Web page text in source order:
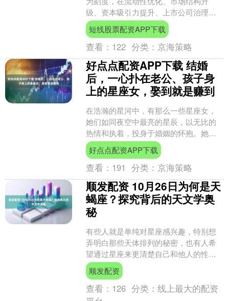
级、资本吸引力提升、上市公司治理等
关键维度探寻更优解。 2025年9月2日，
北京证券交易所(下....
短线股票配资APP下载
查看： 122 分类： 京海策略
好点点配资APP下载 结婚
后，一心扑在老公、孩子身
上的星座女，娶到就是赚到
在浩瀚的星河中，有那么一些星座女，
她们如同夜空中最亮的星辰，以无比的
热情和执着，投身于婚姻的怀抱。她们
是十二星座中的佼佼者，她们的特质与
魅力，让她们成为婚姻中的....
好点点配资APP下载
查看： 191 分类： 京海策略
顺发配资 10月26日为何是天
蝎座？探究背后的天文学奥
秘
有些人就是单纯对星座感兴趣，特别想
弄明白那些天体排列的秘密，也有人希
望通过星座来更清楚自己和他人的性
格，从中得到一些新的想法和体会，所
以很多人都很在意自己出生那....
顺发配资
查看： 126 分类：线上最大的配资